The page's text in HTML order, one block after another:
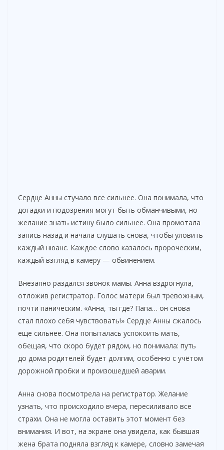
Сердце Анны стучало все сильнее. Она понимала, что
догадки и подозрения могут быть обманчивыми, но
желание знать истину было сильнее. Она промотала
запись назад и начала слушать снова, чтобы уловить
каждый нюанс. Каждое слово казалось пророческим,
каждый взгляд в камеру — обвинением.
Внезапно раздался звонок мамы. Анна вздрогнула,
отложив регистратор. Голос матери был тревожным,
почти паническим. «Анна, ты где? Папа… он снова
стал плохо себя чувствовать!» Сердце Анны сжалось
еще сильнее. Она попыталась успокоить мать,
обещая, что скоро будет рядом, но понимала: путь
до дома родителей будет долгим, особенно с учётом
дорожной пробки и произошедшей аварии.
Анна снова посмотрела на регистратор. Желание
узнать, что происходило вчера, пересиливало все
страхи. Она не могла оставить этот момент без
внимания. И вот, на экране она увидела, как бывшая
жена брата подняла взгляд к камере, словно замечая